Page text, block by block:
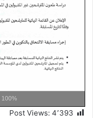
100%
Post Views: 4٬393